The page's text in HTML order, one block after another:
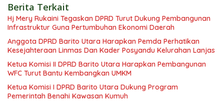
Berita Terkait
Hj Mery Rukaini Tegaskan DPRD Turut Dukung Pembangunan
Infrastruktur Guna Pertumbuhan Ekonomi Daerah
Anggota DPRD Barito Utara Harapkan Pemda Perhatikan
Kesejahteraan Linmas Dan Kader Posyandu Kelurahan Lanjas
Ketua Komisi II DPRD Barito Utara Harapkan Pembangunan
WFC Turut Bantu Kembangkan UMKM
Ketua Komisi I DPRD Barito Utara Dukung Program
Pemerintah Benahi Kawasan Kumuh